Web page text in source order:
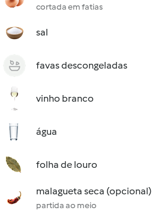
cortada em fatias
sal
favas descongeladas
vinho branco
água
folha de louro
malagueta seca (opcional)
partida ao meio